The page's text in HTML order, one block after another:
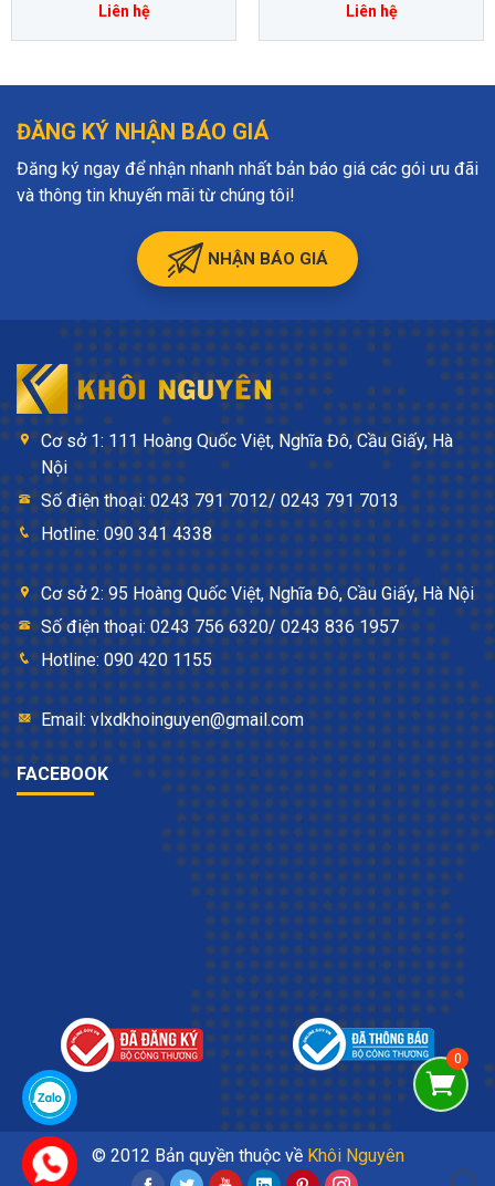
Liên hệ
Liên hệ
ĐĂNG KÝ NHẬN BÁO GIÁ
Đăng ký ngay để nhận nhanh nhất bản báo giá các gói ưu đãi
và thông tin khuyến mãi từ chúng tôi!
NHẬN BÁO GIÁ
Cơ sở 1: 111 Hoàng Quốc Việt, Nghĩa Đô, Cầu Giấy, Hà
Nội
Số điện thoại: 0243 791 7012/ 0243 791 7013
Hotline: 090 341 4338
Cơ sở 2: 95 Hoàng Quốc Việt, Nghĩa Đô, Cầu Giấy, Hà Nội
Số điện thoại: 0243 756 6320/ 0243 836 1957
Hotline: 090 420 1155
Email: vlxdkhoinguyen@gmail.com
FACEBOOK
© 2012 Bản quyền thuộc về Khôi Nguyên